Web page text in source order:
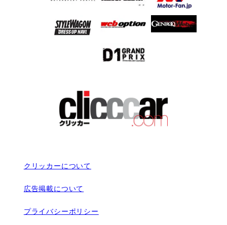
クリッカーについて
広告掲載について
プライバシーポリシー